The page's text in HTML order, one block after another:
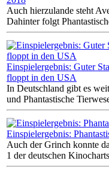
Auch hierzulande steht
Dahinter folgt
Einspielergebnis: Guter
floppt in den USA
In Deutschland gibt es
und Phantastische
Einspielergebnis:
Auch der Grinch konnte
1 der deutschen